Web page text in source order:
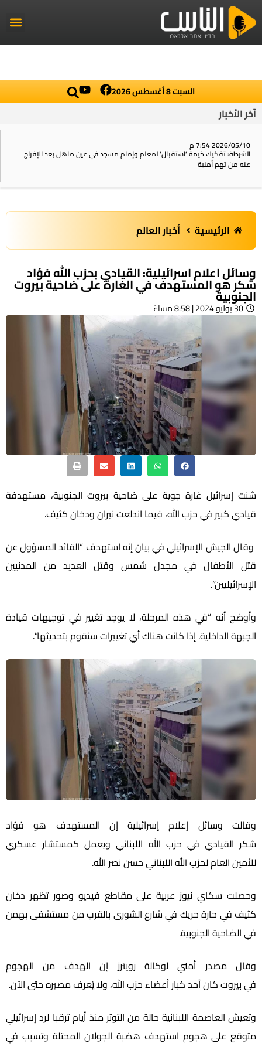
السبت 8 أغسطس 2026
آخر الأخبار
2026/05/10 7:54 م
الشرطة: تفكيك خيمة ‘استقبال‘ لمعلم وإمام مسجد في عين ماهل بعد الإفراج
عنه من تهم أمنية
الرئيسية أخبار العالم
وسائل اعلام اسرائيلية: القيادي بحزب الله فؤاد
شكر هو المستهدف في الغارة على ضاحية بيروت
الجنوبية
30 يوليو 2024 | 8:58 مساءً
شنت إسرائيل غارة جوية على ضاحية بيروت الجنوبية، مستهدفة
قيادي كبير في حزب الله، فيما اندلعت نيران ودخان كثيف.
وقالالجيش الإسرائيليفي بيان إنه استهدف “القائد المسؤول عن
قتل الأطفال في مجدل شمس وقتل العديد من المدنيين
الإسرائيليين”.
وأوضح أنه “في هذه المرحلة، لا يوجد تغيير في توجيهات قيادة
الجبهة الداخلية. إذا كانت هناك أي تغييرات سنقوم بتحديثها”.
وقالت وسائل إعلام إسرائيلية إن المستهدف هو فؤاد
شكرالقيادي في حزب الله اللبناني ويعمل كمستشار عسكري
للأمين العام لحزب الله اللبناني حسن نصر الله.
وحصلت سكاي نيوز عربية على مقاطع فيديو وصور تظهر دخان
كثيف فيحارة حريكفي شارع الشورى بالقرب من مستشفى بهمن
في الضاحية الجنوبية.
وقال مصدر أمني لوكالة رويترز إن الهدف من الهجوم
فيبيروتكان أحد كبار أعضاء حزب الله، ولا يُعرف مصيره حتى الآن.
وتعيش العاصمة اللبنانية حالة من التوتر منذ أيام ترقبا لرد إسرائيلي
متوقع على هجوم استهدف هضبةالجولانالمحتلة وتسبب في